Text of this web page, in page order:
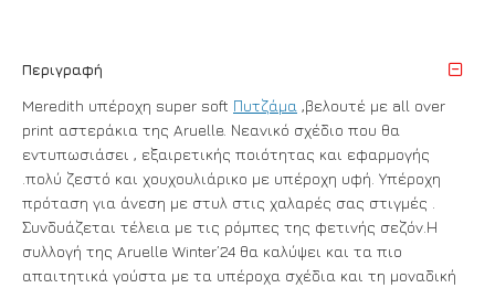
Περιγραφή
Meredith υπέροχη super soft Πυτζάμα ,βελουτέ με all over
print αστεράκια της Aruelle. Νεανικό σχέδιο που θα
εντυπωσιάσει , εξαιρετικής ποιότητας και εφαρμογής
.πολύ ζεστό και χουχουλιάρικο με υπέροχη υφή. Υπέροχη
πρόταση για άνεση με στυλ στις χαλαρές σας στιγμές .
Συνδυάζεται τέλεια με τις ρόμπες της φετινής σεζόν.Η
συλλογή της Aruelle Winter’24 θα καλύψει και τα πιο
απαιτητικά γούστα με τα υπέροχα σχέδια και τη μοναδική